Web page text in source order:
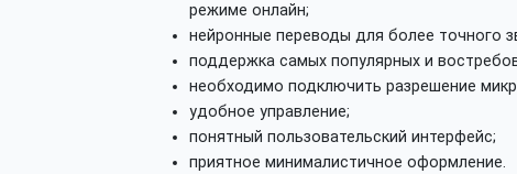
режиме онлайн;
нейронные переводы для более точного
поддержка самых популярных и
необходимо подключить разрешение
удобное управление;
понятный пользовательский интерфейс;
приятное минималистичное оформление.